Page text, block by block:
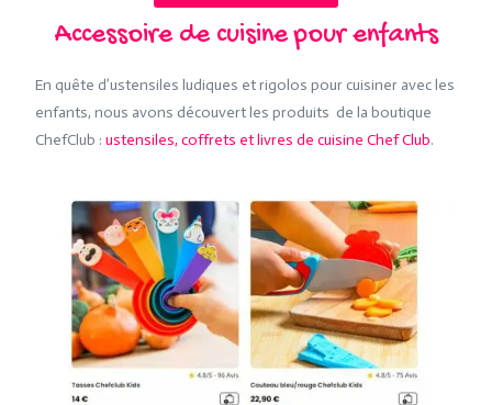
Accessoire de cuisine pour enfants
En quête d’ustensiles ludiques et rigolos pour cuisiner avec les
enfants, nous avons découvert les produits de la boutique
ChefClub :ustensiles, coffrets et livres de cuisine Chef Club.